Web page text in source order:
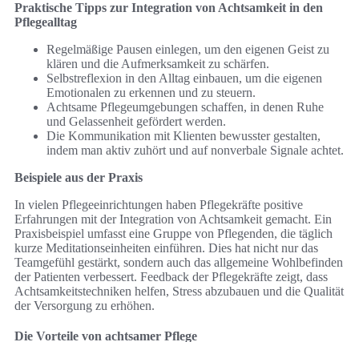
Praktische Tipps zur Integration von Achtsamkeit in den
Pflegealltag
Regelmäßige Pausen einlegen, um den eigenen Geist zu
klären und die Aufmerksamkeit zu schärfen.
Selbstreflexion in den Alltag einbauen, um die eigenen
Emotionalen zu erkennen und zu steuern.
Achtsame Pflegeumgebungen schaffen, in denen Ruhe
und Gelassenheit gefördert werden.
Die Kommunikation mit Klienten bewusster gestalten,
indem man aktiv zuhört und auf nonverbale Signale achtet.
Beispiele aus der Praxis
In vielen Pflegeeinrichtungen haben Pflegekräfte positive
Erfahrungen mit der Integration von Achtsamkeit gemacht. Ein
Praxisbeispiel umfasst eine Gruppe von Pflegenden, die täglich
kurze Meditationseinheiten einführen. Dies hat nicht nur das
Teamgefühl gestärkt, sondern auch das allgemeine Wohlbefinden
der Patienten verbessert. Feedback der Pflegekräfte zeigt, dass
Achtsamkeitstechniken helfen, Stress abzubauen und die Qualität
der Versorgung zu erhöhen.
Die Vorteile von achtsamer Pflege